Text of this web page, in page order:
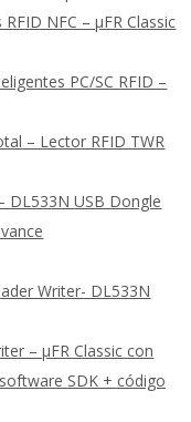
NFC – μFR Classic
PC/SC RFID –
– Lector RFID TWR
DL533N USB Dongle
Writer- DL533N
– μFR Classic con
SDK + código